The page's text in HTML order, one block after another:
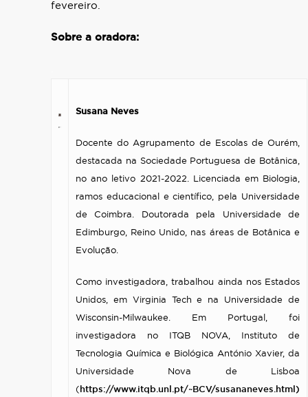
fevereiro.
Sobre a oradora:
Susana Neves
Docente do Agrupamento de Escolas de Ourém,
destacada na Sociedade Portuguesa de Botânica,
no ano letivo 2021-2022. Licenciada em Biologia,
ramos educacional e científico, pela Universidade
de Coimbra. Doutorada pela Universidade de
Edimburgo, Reino Unido, nas áreas de Botânica e
Evolução.
Como investigadora, trabalhou ainda nos Estados
Unidos, em Virginia Tech e na Universidade de
Wisconsin-Milwaukee. Em Portugal, foi
investigadora no ITQB NOVA, Instituto de
Tecnologia Química e Biológica António Xavier, da
Universidade Nova de Lisboa
( https://www.itqb.unl.pt/~BCV/susananeves.html)